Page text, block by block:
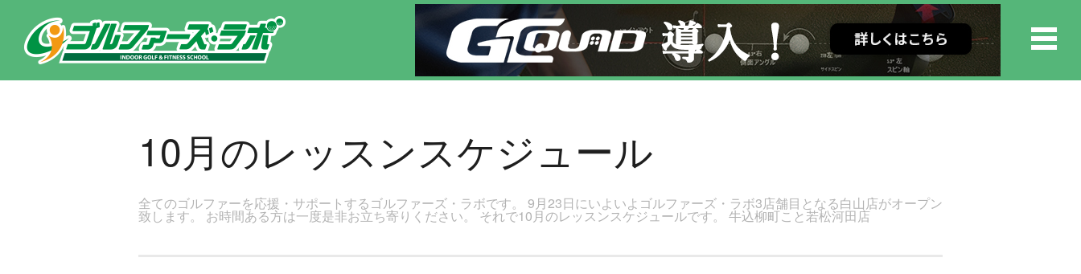
東京都新宿区・文京区ゴルフレッスンのゴルファーズ・ラボ » 10月のレッスンスケジュールのページです。新宿区、若松河田で気軽にゴルフレッスン！
10月のレッスンスケジュール
全てのゴルファーを応援・サポートするゴルファーズ・ラボです。 9月23日にいよいよゴルファーズ・ラボ3店舗目となる白山店がオープン
致します。 お時間ある方は一度是非お立ち寄りください。 それで10月のレッスンスケジュールです。 牛込柳町こと若松河田店